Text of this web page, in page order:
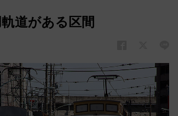
道がある区間